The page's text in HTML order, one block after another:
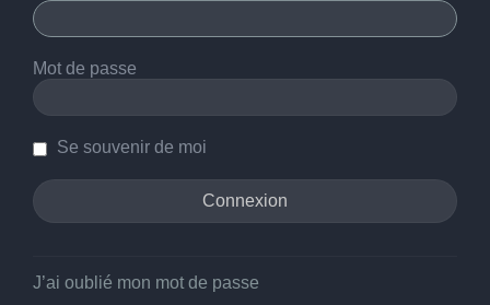
Mot de passe
Se souvenir de moi
J’ai oublié mon mot de passe